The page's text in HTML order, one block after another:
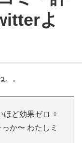
よ
。
ほど効果ゼロ ‍♀️
か〜 わたしミ